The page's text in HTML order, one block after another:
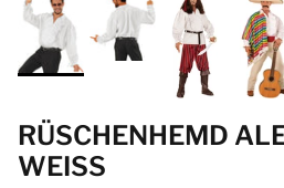
RÜSCHENHEMD
WEISS